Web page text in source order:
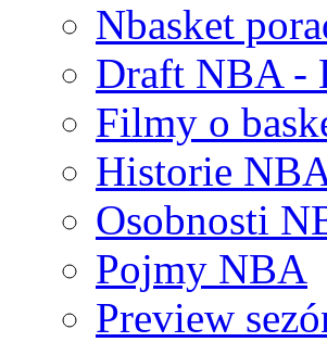
Nbasket
Draft NBA -
Filmy o
Historie
Osobnosti
Pojmy NBA
Preview